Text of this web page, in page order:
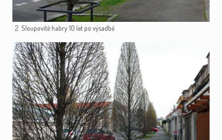
2. Sloupovité habry 10 let po výsadbě